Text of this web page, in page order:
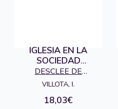
IGLESIA EN LA
SOCIEDAD
ESPAÑOLA Y VASCA
CONTEMPOR.
DESCLEE DE
BROUWER S.A.,
EDITORIAL
VILLOTA, I.
18,03€